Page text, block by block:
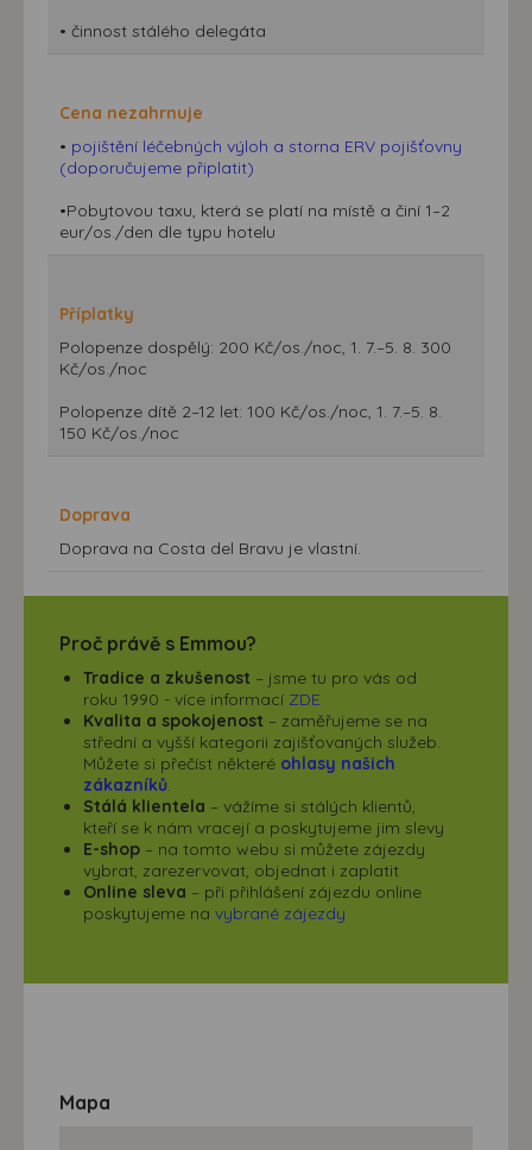
• činnost stálého delegáta
Cena nezahrnuje
• pojištění léčebných výloh a storna ERV pojišťovny
(doporučujeme připlatit)
•Pobytovou taxu, která se platí na místě a činí 1–2
eur/os./den dle typu hotelu
Příplatky
Polopenze dospělý: 200 Kč/os./noc, 1. 7.–5. 8. 300
Kč/os./noc
Polopenze dítě 2–12 let: 100 Kč/os./noc, 1. 7.–5. 8.
150 Kč/os./noc
Doprava
Doprava na Costa del Bravu je vlastní.
Proč právě s Emmou?
Tradice a zkušenost – jsme tu pro vás od
roku 1990 - více informací ZDE
Kvalita a spokojenost – zaměřujeme se na
střední a vyšší kategorii zajišťovaných služeb.
Můžete si přečíst některé ohlasy našich
zákazníků.
Stálá klientela – vážíme si stálých klientů,
kteří se k nám vracejí a poskytujeme jim slevy
E-shop – na tomto webu si můžete zájezdy
vybrat, zarezervovat, objednat i zaplatit
Online sleva – při přihlášení zájezdu online
poskytujeme na vybrané zájezdy
Mapa